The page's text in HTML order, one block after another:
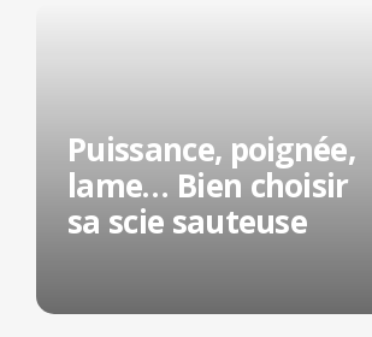
Puissance, poignée,
lame… Bien choisir
sa scie sauteuse